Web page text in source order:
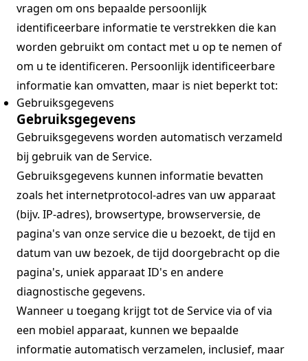
vragen om ons bepaalde persoonlijk
identificeerbare informatie te verstrekken die kan
worden gebruikt om contact met u op te nemen of
om u te identificeren. Persoonlijk identificeerbare
informatie kan omvatten, maar is niet beperkt tot:
Gebruiksgegevens
Gebruiksgegevens
Gebruiksgegevens worden automatisch verzameld
bij gebruik van de Service.
Gebruiksgegevens kunnen informatie bevatten
zoals het internetprotocol-adres van uw apparaat
(bijv. IP-adres), browsertype, browserversie, de
pagina's van onze service die u bezoekt, de tijd en
datum van uw bezoek, de tijd doorgebracht op die
pagina's, uniek apparaat ID's en andere
diagnostische gegevens.
Wanneer u toegang krijgt tot de Service via of via
een mobiel apparaat, kunnen we bepaalde
informatie automatisch verzamelen, inclusief, maar